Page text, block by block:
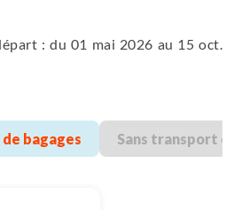
: du 01 mai 2026 au 15 oct.
bagages Sans transport des